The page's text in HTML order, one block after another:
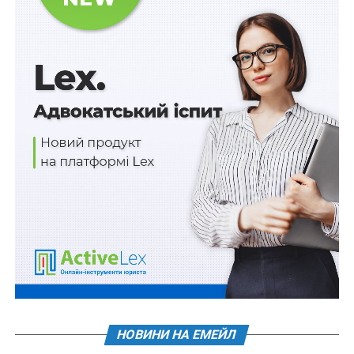
вже сьогодні фактично виникають нові загрози
формування міждержавної (транскордонної,
транснаціональної, трансконтинентальної,
планетарної) кіберзлочинності. Крім того, відомо, що
комп’ютерні злочини наносять великі політичні,
економічні, екологічні збитки, оскільки суспільство
стає все більш і більш залежним від роботи
комп’ютеризованих систем і мереж у різноманітних
сферах суспільного життя — від керування рухом
літаків та поїздів до медичного обслуговування й
національної кібербезпеки. Іноді навіть невеличкий
збій у функціонуванні таких систем може привести до
реальної загрози життю людей. Стрімке зростання
глобальних електронних комп’ютерних
комунікаційних мереж, а також можливість
телефонні лінії, посилюють можливості їх
використання однією особою, групою осіб,
НОВИНИ НА ЕМЕЙЛ